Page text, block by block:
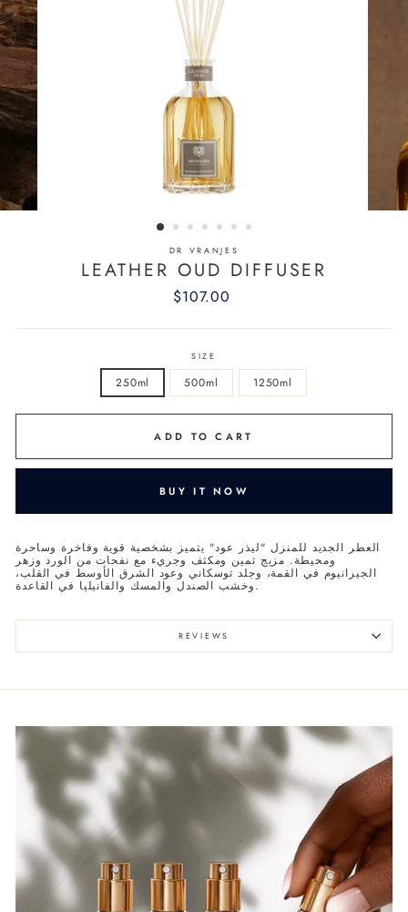
DR VRANJES
LEATHER OUD DIFFUSER
Regular
price
$107.00
SIZE
250ml 500ml 1250ml
ADD TO CART
BUY IT NOW
العطر الجديد للمنزل "ليذر عود" يتميز بشخصية قوية وفاخرة وساحرة
ومحيطة. مزيج ثمين ومكثف وجريء مع نفحات من الورد وزهر
الجيرانيوم في القمة، وجلد توسكاني وعود الشرق الأوسط في القلب،
وخشب الصندل والمسك والفانيليا في القاعدة.
REVIEWS